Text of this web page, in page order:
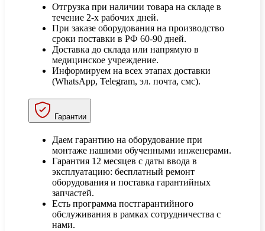
Отгрузка при наличии товара на складе в
течение 2-х рабочих дней.
При заказе оборудования на производство
сроки поставки в РФ 60-90 дней.
Доставка до склада или напрямую в
медицинское учреждение.
Информируем на всех этапах доставки
(WhatsApp, Telegram, эл. почта, смс).
Гарантии
Даем гарантию на оборудование при
монтаже нашими обученными инженерами.
Гарантия 12 месяцев с даты ввода в
эксплуатацию: бесплатный ремонт
оборудования и поставка гарантийных
запчастей.
Есть программа постгарантийного
обслуживания в рамках сотрудничества с
нами.